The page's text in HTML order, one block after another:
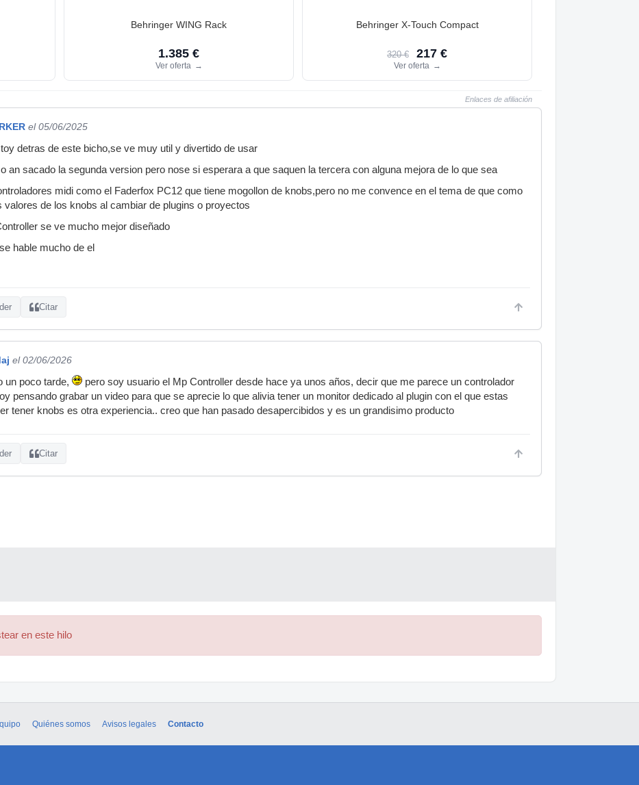
Behringer WING Rack
1.385 €
Ver oferta →
Behringer X-Touch Compact
320 € 217 €
Ver oferta →
Enlaces de afiliación
el 05/06/2025
detras de este bicho,se ve muy util y divertido de usar
an sacado la segunda version pero nose si esperara a que saquen la tercera con alguna mejora de lo que sea
midi como el Faderfox PC12 que tiene mogollon de knobs,pero no me convence en el tema de que como
valores de los knobs al cambiar de plugins o proyectos
se ve mucho mejor diseñado
hable mucho de el
Citar
el 02/06/2026
un poco tarde,
pero soy usuario el Mp Controller desde hace ya unos años, decir que me parece un controlador
pensando grabar un video para que se aprecie lo que alivia tener un monitor dedicado al plugin con el que estas
tener knobs es otra experiencia.. creo que han pasado desapercibidos y es un grandisimo producto
Citar
en este hilo
Quiénes somos Avisos legales Contacto